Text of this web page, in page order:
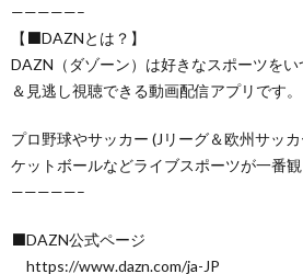
—————–
【⬛DAZNとは？】
DAZN（ダゾーン）は好きなスポーツを
＆見逃し視聴できる動画配信アプリです。
プロ野球やサッカー (Jリーグ＆欧州サッ
ケットボールなどライブスポーツが一番
—————–
⬛DAZN公式ページ
https://www.dazn.com/ja-JP